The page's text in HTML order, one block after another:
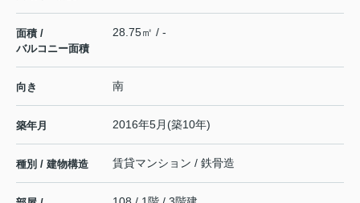
面積 /
バルコニー面積
28.75㎡ / -
向き 南
築年月 2016年5月(築10年)
種別 / 建物構造 賃貸マンション / 鉄骨造